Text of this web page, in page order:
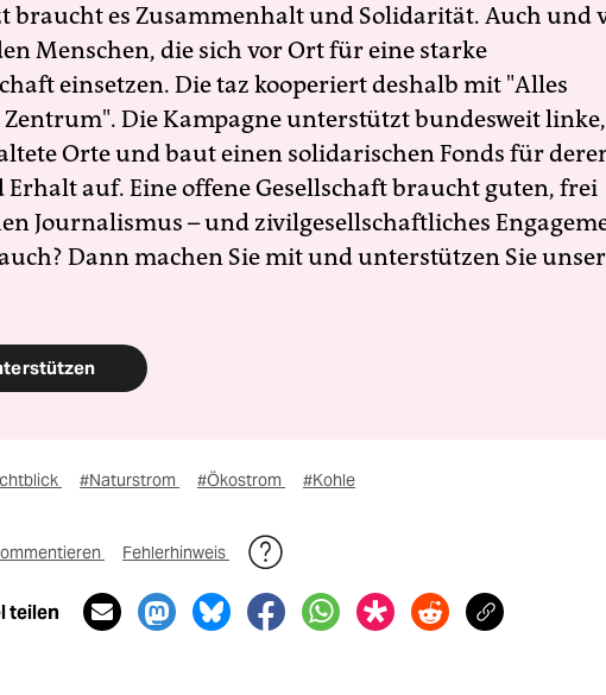
braucht es Zusammenhalt und Solidarität. Auch und
Menschen, die sich vor Ort für eine starke
einsetzen. Die taz kooperiert deshalb mit "Alles
Die Kampagne unterstützt bundesweit linke,
Orte und baut einen solidarischen Fonds für
Erhalt auf. Eine offene Gesellschaft braucht guten, frei
Journalismus – und zivilgesellschaftliches
Dann machen Sie mit und unterstützen Sie
#Naturstrom #Ökostrom #Kohle
Fehlerhinweis
teilen